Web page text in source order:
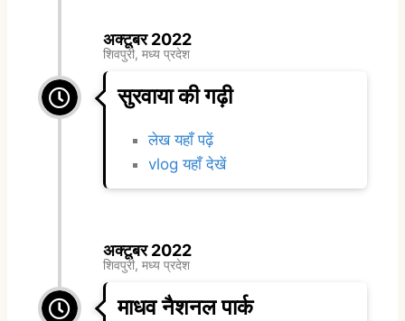
अक्टूबर 2022
शिवपुरी, मध्य प्रदेश
सुरवाया की गढ़ी
लेख यहाँ पढ़ें
vlog यहाँ देखें
अक्टूबर 2022
शिवपुरी, मध्य प्रदेश
माधव नैशनल पार्क